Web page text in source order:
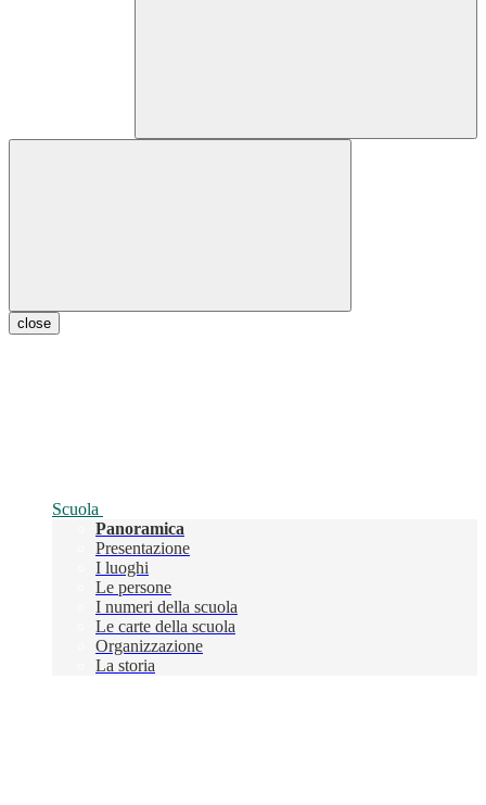
close
Scuola
Panoramica
Presentazione
I luoghi
Le persone
I numeri della scuola
Le carte della scuola
Organizzazione
La storia